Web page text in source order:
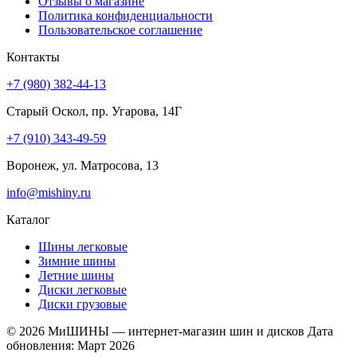
Политика конфиденциальности
Пользовательское соглашение
Контакты
+7 (980) 382-44-13
Старый Оскол, пр. Угарова, 14Г
+7 (910) 343-49-59
Воронеж, ул. Матросова, 13
info@mishiny.ru
Каталог
Шины легковые
Зимние шины
Летние шины
Диски легковые
Диски грузовые
© 2026 МиШИНЫ — интернет-магазин шин и дисков Дата
обновления: Март 2026